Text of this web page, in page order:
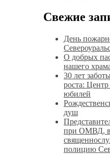
Свежие
День
О добрых
нашего
30 лет
роста:
юбилей
душ
при ОМВД,
полицию